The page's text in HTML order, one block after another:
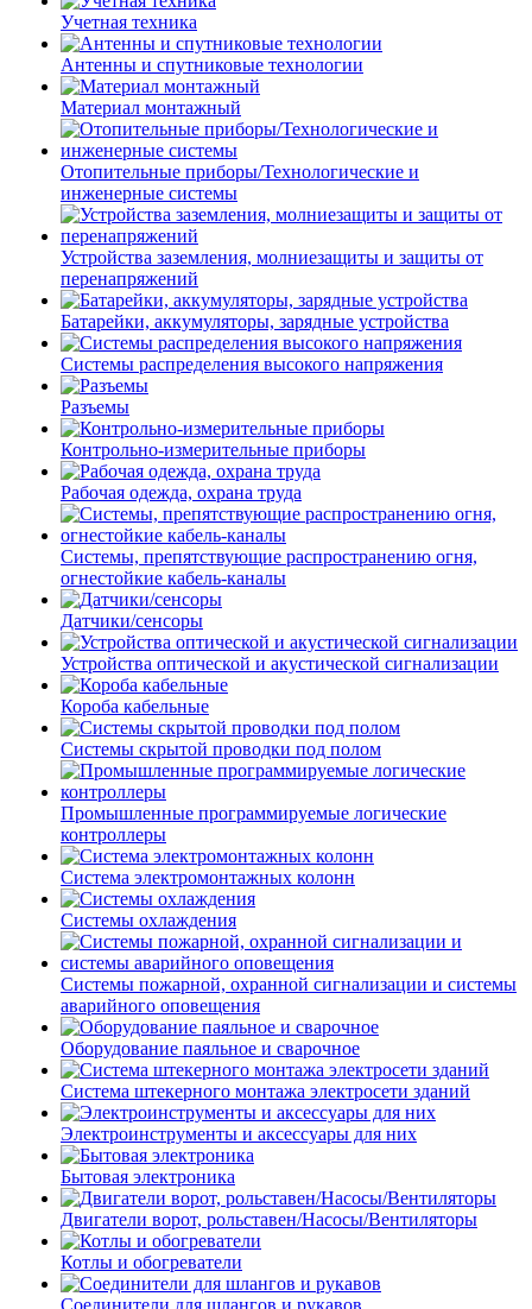
Учетная техника
Антенны и спутниковые технологии
Материал монтажный
Отопительные приборы/Технологические и
инженерные системы
Устройства заземления, молниезащиты и защиты от
перенапряжений
Батарейки, аккумуляторы, зарядные устройства
Системы распределения высокого напряжения
Разъемы
Контрольно-измерительные приборы
Рабочая одежда, охрана труда
Системы, препятствующие распространению огня,
огнестойкие кабель-каналы
Датчики/сенсоры
Устройства оптической и акустической сигнализации
Короба кабельные
Системы скрытой проводки под полом
Промышленные программируемые логические
контроллеры
Система электромонтажных колонн
Системы охлаждения
Системы пожарной, охранной сигнализации и системы
аварийного оповещения
Оборудование паяльное и сварочное
Система штекерного монтажа электросети зданий
Электроинструменты и аксессуары для них
Бытовая электроника
Двигатели ворот, рольставен/Насосы/Вентиляторы
Котлы и обогреватели
Соединители для шлангов и рукавов